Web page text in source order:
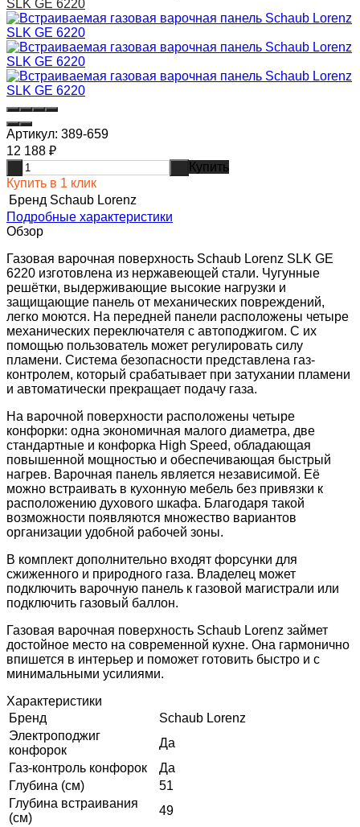
Артикул: 389-659
12 188 ₽
Купить
Купить в 1 клик
Бренд Schaub Lorenz
Подробные характеристики
Обзор
Газовая варочная поверхность Schaub Lorenz SLK GE
6220 изготовлена из нержавеющей стали. Чугунные
решётки, выдерживающие высокие нагрузки и
защищающие панель от механических повреждений,
легко моются. На передней панели расположены четыре
механических переключателя с автоподжигом. С их
помощью пользователь может регулировать силу
пламени. Система безопасности представлена газ-
контролем, который срабатывает при затухании пламени
и автоматически прекращает подачу газа.
На варочной поверхности расположены четыре
конфорки: одна экономичная малого диаметра, две
стандартные и конфорка High Speed, обладающая
повышенной мощностью и обеспечивающая быстрый
нагрев. Варочная панель является независимой. Её
можно встраивать в кухонную мебель без привязки к
расположению духового шкафа. Благодаря такой
возможности появляются множество вариантов
организации удобной рабочей зоны.
В комплект дополнительно входят форсунки для
сжиженного и природного газа. Владелец может
подключить варочную панель к газовой магистрали или
подключить газовый баллон.
Газовая варочная поверхность Schaub Lorenz займет
достойное место на современной кухне. Она гармонично
впишется в интерьер и поможет готовить быстро и с
минимальными усилиями.
Характеристики
Бренд
Schaub Lorenz
Электроподжиг
конфорок
Да
Газ-контроль конфорок
Да
Глубина (см)
51
Глубина встраивания
(см)
49